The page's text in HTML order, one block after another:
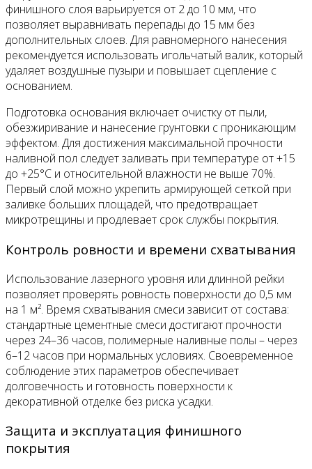
финишного слоя варьируется от 2 до 10 мм, что
позволяет выравнивать перепады до 15 мм без
дополнительных слоев. Для равномерного нанесения
рекомендуется использовать игольчатый валик, который
удаляет воздушные пузыри и повышает сцепление с
основанием.
Подготовка основания включает очистку от пыли,
обезжиривание и нанесение грунтовки с проникающим
эффектом. Для достижения максимальной прочности
наливной пол следует заливать при температуре от +15
до +25°C и относительной влажности не выше 70%.
Первый слой можно укрепить армирующей сеткой при
заливке больших площадей, что предотвращает
микротрещины и продлевает срок службы покрытия.
Контроль ровности и времени схватывания
Использование лазерного уровня или длинной рейки
позволяет проверять ровность поверхности до 0,5 мм
на 1 м². Время схватывания смеси зависит от состава:
стандартные цементные смеси достигают прочности
через 24–36 часов, полимерные наливные полы – через
6–12 часов при нормальных условиях. Своевременное
соблюдение этих параметров обеспечивает
долговечность и готовность поверхности к
декоративной отделке без риска усадки.
Защита и эксплуатация финишного
покрытия